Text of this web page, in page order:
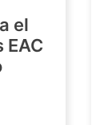
el